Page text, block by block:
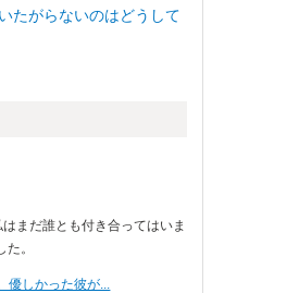
たがらないのはどうして
まだ誰とも付き合ってはいま
。
優しかった彼が...